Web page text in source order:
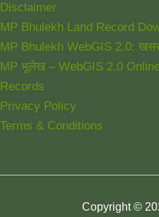
Disclaimer
MP Bhulekh Land Record
MP Bhulekh WebGIS 2.0:
MP भूलेख – WebGIS 2.0 Online
Records
Privacy Policy
Terms & Conditions
Copyright ©